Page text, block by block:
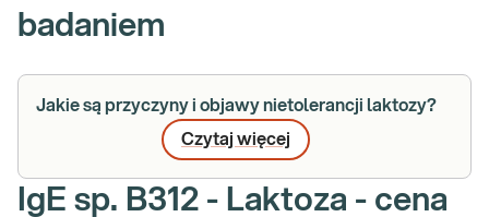
badaniem
Jakie są przyczyny i objawy nietolerancji laktozy?
Czytaj więcej
IgE sp. B312 - Laktoza - cena